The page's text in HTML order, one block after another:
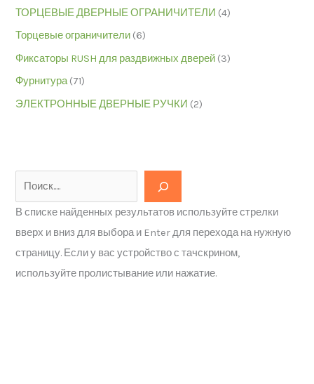
ТОРЦЕВЫЕ ДВЕРНЫЕ ОГРАНИЧИТЕЛИ (4)
Торцевые ограничители (6)
Фиксаторы RUSH для раздвижных дверей (3)
Фурнитура (71)
ЭЛЕКТРОННЫЕ ДВЕРНЫЕ РУЧКИ (2)
В списке найденных результатов используйте стрелки
вверх и вниз для выбора и Enter для перехода на нужную
страницу. Если у вас устройство с тачскрином,
используйте пролистывание или нажатие.